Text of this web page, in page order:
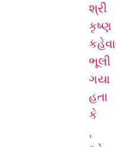
શ્રી
કૃષ્ણ
ભૂલી
ગયા
હતા
કે
,